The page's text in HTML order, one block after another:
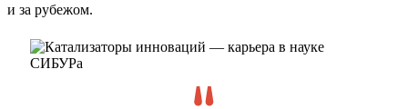
и за рубежом.